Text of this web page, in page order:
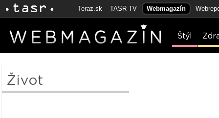
Teraz.sk TASR TV Webmagazín
Štýl
Život